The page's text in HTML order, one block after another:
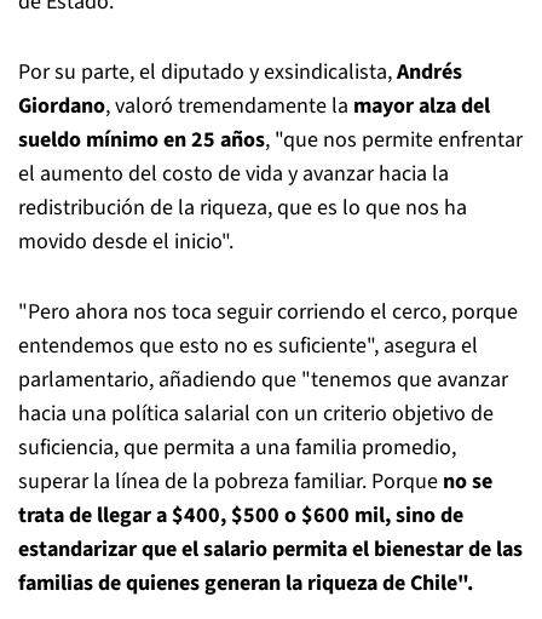
Por su parte, el diputado y exsindicalista,Andrés
Giordano, valoró tremendamente la mayor alza del
sueldo mínimo en 25 años, "que nos permite enfrentar
el aumento del costo de vida y avanzar hacia la
redistribución de la riqueza, que es lo que nos ha
movido desde el inicio".
"Pero ahora nos toca seguir corriendo el cerco, porque
entendemos que esto no es suficiente", asegura el
parlamentario, añadiendo que "tenemos que avanzar
hacia una política salarial con un criterio objetivo de
suficiencia, que permita a una familia promedio,
superar la línea de la pobreza familiar. Porque no se
trata de llegar a $400, $500 o $600 mil, sino de
estandarizar que el salario permita el bienestar de las
familias de quienes generan la riqueza de Chile".